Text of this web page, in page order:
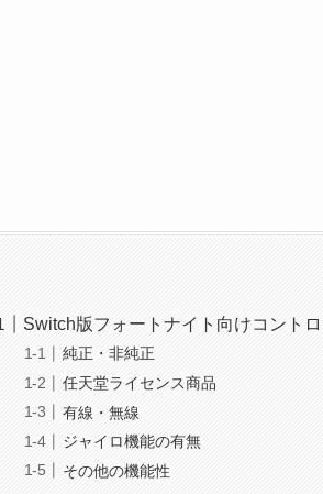
Switch版フォートナイト向けコント
純正・非純正
任天堂ライセンス商品
有線・無線
ジャイロ機能の有無
その他の機能性